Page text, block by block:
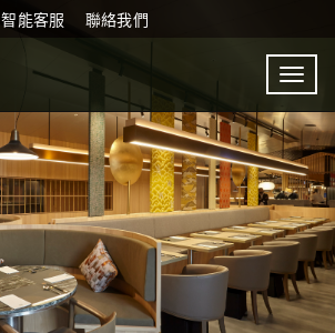
智能客服 聯絡我們